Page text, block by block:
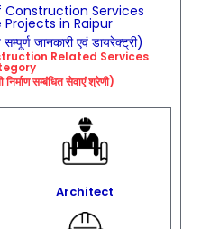
Construction Services
Projects in Raipur
सम्पूर्ण जानकारी एवं डायरेक्ट्री)
Related Services
निर्माण सम्बंधित सेवाएं श्रेणी)
Architect